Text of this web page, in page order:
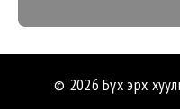
© 2026 Бүх эрх